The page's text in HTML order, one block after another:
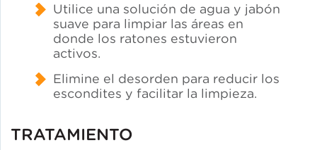
Utilice una solución de agua y jabón
suave para limpiar las áreas en
donde los ratones estuvieron
activos.
Elimine el desorden para reducir los
escondites y facilitar la limpieza.
TRATAMIENTO